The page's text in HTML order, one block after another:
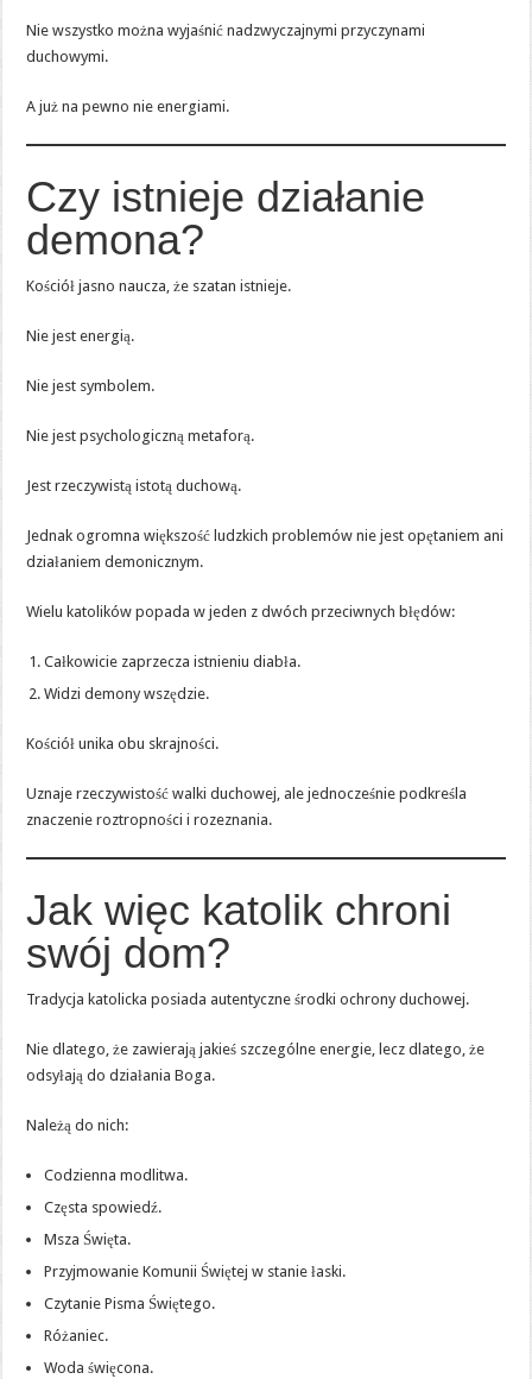
Nie wszystko można wyjaśnić nadzwyczajnymi przyczynami
duchowymi.
A już na pewno nie energiami.
Czy istnieje działanie
demona?
Kościół jasno naucza, że szatan istnieje.
Nie jest energią.
Nie jest symbolem.
Nie jest psychologiczną metaforą.
Jest rzeczywistą istotą duchową.
Jednak ogromna większość ludzkich problemów nie jest opętaniem ani
działaniem demonicznym.
Wielu katolików popada w jeden z dwóch przeciwnych błędów:
Całkowicie zaprzecza istnieniu diabła.
Widzi demony wszędzie.
Kościół unika obu skrajności.
Uznaje rzeczywistość walki duchowej, ale jednocześnie podkreśla
znaczenie roztropności i rozeznania.
Jak więc katolik chroni
swój dom?
Tradycja katolicka posiada autentyczne środki ochrony duchowej.
Nie dlatego, że zawierają jakieś szczególne energie, lecz dlatego, że
odsyłają do działania Boga.
Należą do nich:
Codzienna modlitwa.
Częsta spowiedź.
Msza Święta.
Przyjmowanie Komunii Świętej w stanie łaski.
Czytanie Pisma Świętego.
Różaniec.
Woda święcona.